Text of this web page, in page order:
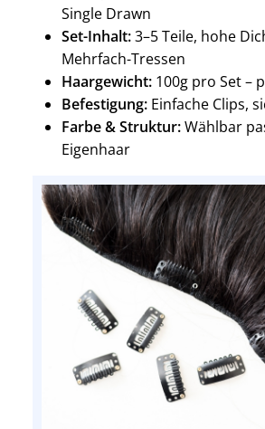
Single Drawn
Set-Inhalt:3–5 Teile, hohe
Mehrfach-Tressen
Haargewicht: 100g pro Set –
Befestigung: Einfache Clips,
Farbe & Struktur:Wählbar
Eigenhaar